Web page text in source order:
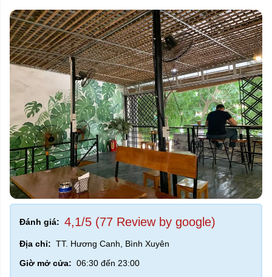
Quán Cafe
Quán Cafe Yên Tĩnh
Shop Hoa Tươi
Quán Kem
Quán Lẩu
Nhà Hàng Buffet
Quán Ăn Sáng
Đánh giá: 4,1/5 (77 Review by google)
Địa chỉ: TT. Hương Canh, Bình Xuyên
Giờ mở cửa: 06:30 đến 23:00